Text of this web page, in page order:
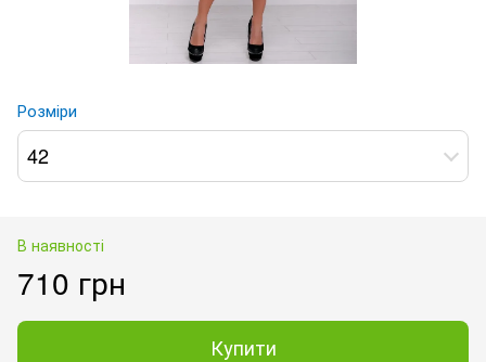
Розміри
42
В наявності
710 грн
Купити